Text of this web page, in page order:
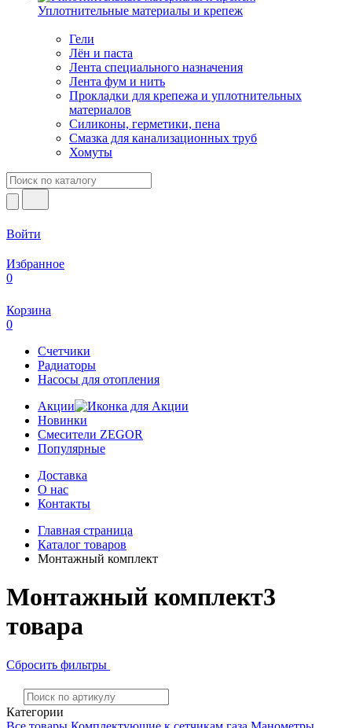
Уплотнительные материалы и крепеж
Гели
Лён и паста
Лента специального назначения
Лента фум и нить
Прокладки для крепежа и уплотнительных
материалов
Силиконы, герметики, пена
Смазка для канализационных труб
Хомуты
Войти
Избранное
0
Корзина
0
Счетчики
Радиаторы
Насосы для отопления
Акции
Новинки
Смесители ZEGOR
Популярные
Доставка
О нас
Контакты
Главная страница
Каталог товаров
Монтажный комплект
Монтажный комплект3
товара
Сбросить фильтры
Категории